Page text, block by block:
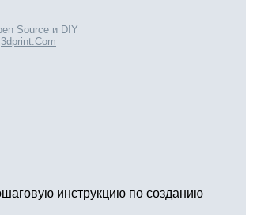
Source и DIY
3dprint.Com
инструкцию по созданию